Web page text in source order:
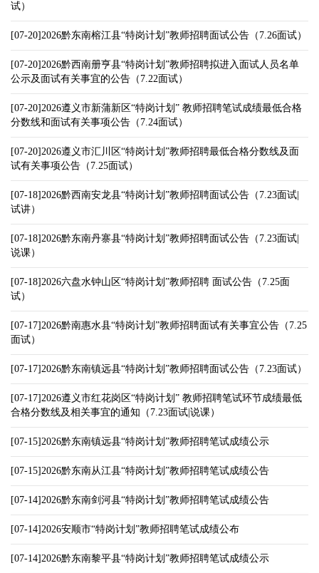
试）
[07-20]2026黔东南榕江县“特岗计划”教师招聘面试公告（7.26面试）
[07-20]2026黔西南册亨县“特岗计划”教师招聘拟进入面试人员名单
公示及面试有关事宜的公告（7.22面试）
[07-20]2026遵义市新蒲新区“特岗计划” 教师招聘笔试成绩最低合格
分数线和面试有关事项公告（7.24面试）
[07-20]2026遵义市汇川区“特岗计划”教师招聘最低合格分数线及面
试有关事项公告（7.25面试）
[07-18]2026黔西南安龙县“特岗计划”教师招聘面试公告（7.23面试|
试讲）
[07-18]2026黔东南丹寨县“特岗计划”教师招聘面试公告（7.23面试|
说课）
[07-18]2026六盘水钟山区“特岗计划”教师招聘 面试公告（7.25面
试）
[07-17]2026黔南惠水县“特岗计划”教师招聘面试有关事宜公告（7.25
面试）
[07-17]2026黔东南镇远县“特岗计划”教师招聘面试公告（7.23面试）
[07-17]2026遵义市红花岗区“特岗计划” 教师招聘笔试环节成绩最低
合格分数线及相关事宜的通知（7.23面试|说课）
[07-15]2026黔东南镇远县“特岗计划”教师招聘笔试成绩公示
[07-15]2026黔东南从江县“特岗计划”教师招聘笔试成绩公告
[07-14]2026黔东南剑河县“特岗计划”教师招聘笔试成绩公告
[07-14]2026安顺市“特岗计划”教师招聘笔试成绩公布
[07-14]2026黔东南黎平县“特岗计划”教师招聘笔试成绩公示